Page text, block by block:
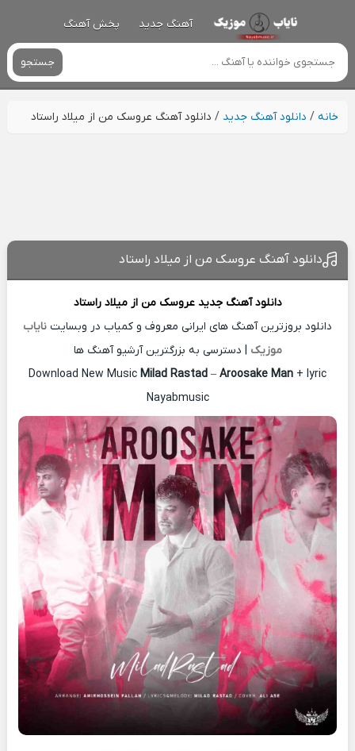
آهنگ جدید پخش آهنگ
جستجو
خانه/ دانلود آهنگ جدید / دانلود آهنگ عروسک من از میلاد راستاد
دانلود آهنگ عروسک من از میلاد راستاد
دانلود آهنگ جدید عروسک من ازمیلاد راستاد
دانلود بروزترین آهنگ های ایرانی معروف و کمیاب در وبسایت نایاب
موزیک | دسترسی به بزرگترین آرشیو آهنگ ها
Download New Music Milad Rastad – Aroosake Man + lyric
Nayabmusic